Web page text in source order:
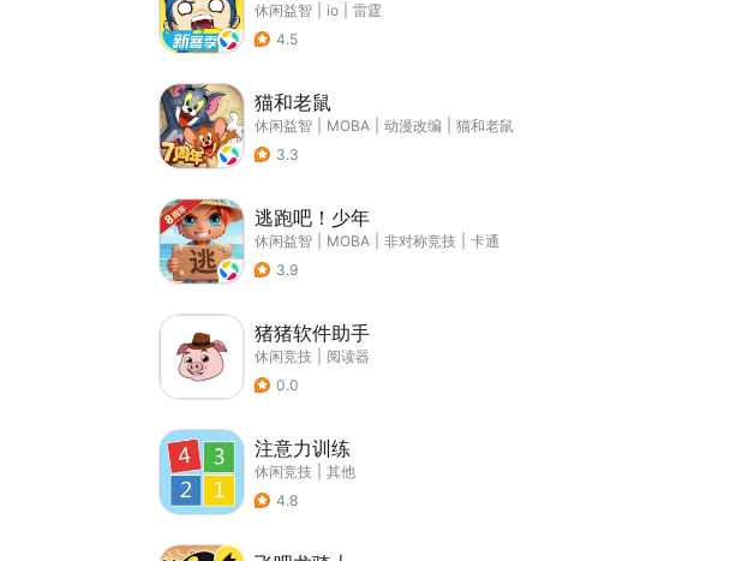
休闲益智 io
雷霆
4.5
猫和老鼠
休闲益智 MOBA 动漫改编
猫和老鼠
3.3
逃跑吧！少年
休闲益智 MOBA 非对称竞技
卡通
3.9
猪猪软件助手
休闲竞技
阅读器
0.0
注意力训练
休闲竞技
其他
4.8